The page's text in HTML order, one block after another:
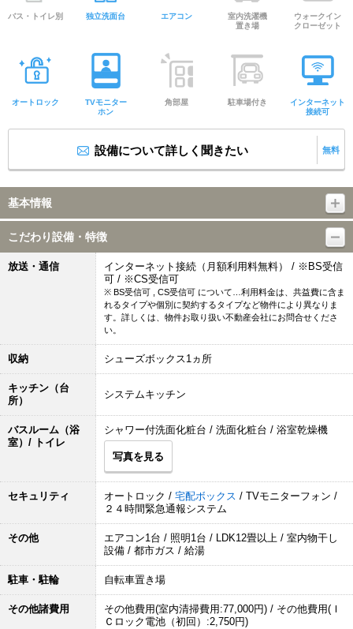
バス・トイレ別 独立洗面台 エアコン
室内洗濯機
置き場
ウォークイン
クローゼット
オートロック
TVモニター
ホン
角部屋 駐車場付き
インターネット
接続可
設備について詳しく聞きたい 無料
基本情報
こだわり設備・特徴
放送・通信
インターネット接続（月額利用料無料） / ※BS受信
可 / ※CS受信可
※ BS受信可 , CS受信可 について…利用料金は、共益費に含ま
れるタイプや個別に契約するタイプなど物件により異なりま
す。詳しくは、物件お取り扱い不動産会社にお問合せくださ
い。
収納 シューズボックス1ヵ所
キッチン（台
所）
システムキッチン
バスルーム（浴
室）/ トイレ
シャワー付洗面化粧台 / 洗面化粧台 / 浴室乾燥機
写真を見る
セキュリティ オートロック / 宅配ボックス / TVモニターフォン /
２４時間緊急通報システム
その他
エアコン1台 / 照明1台 / LDK12畳以上 / 室内物干し
設備 / 都市ガス / 給湯
駐車・駐輪 自転車置き場
その他諸費用
その他費用(室内清掃費用:77,000円) / その他費用(Ｉ
Ｃロック電池（初回）:2,750円)